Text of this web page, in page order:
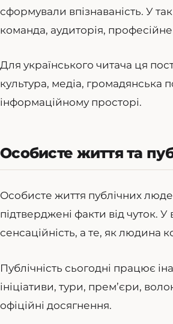
сформували впізнаваність. У
команда, аудиторія,
Для українського читача ця
культура, медіа, громадянська
інформаційному просторі.
Особисте життя та
Особисте життя публічних
підтверджені факти від чуток.
сенсаційність, а те, як людина
Публічність сьогодні працює
ініціативи, тури, прем’єри,
офіційні досягнення.